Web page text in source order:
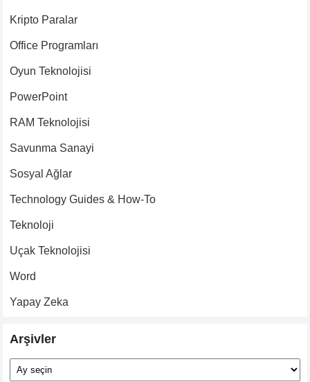
Kripto Paralar
Office Programları
Oyun Teknolojisi
PowerPoint
RAM Teknolojisi
Savunma Sanayi
Sosyal Ağlar
Technology Guides & How-To
Teknoloji
Uçak Teknolojisi
Word
Yapay Zeka
Arşivler
Arşivler